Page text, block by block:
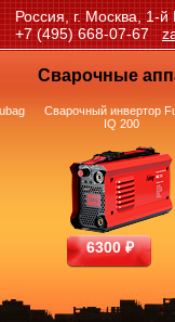
Россия, г. Москва, 1-
+7 (495) 668-07-67
Сварочные
Сварочный инвертор
IQ 200
6300 ₽